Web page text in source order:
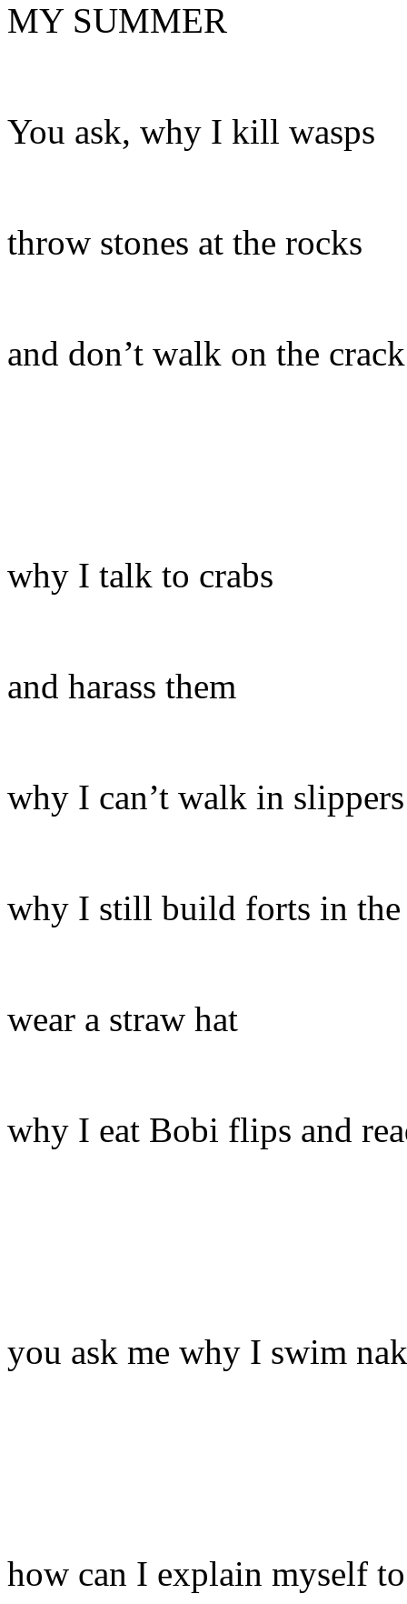
MY SUMMER
You ask, why I kill wasps
throw stones at the rocks
and don’t walk on the crack
why I talk to crabs
and harass them
why I can’t walk in slippers
why I still build forts in the
wear a straw hat
why I eat Bobi flips and
you ask me why I swim
how can I explain myself